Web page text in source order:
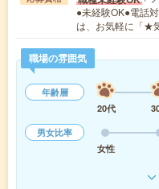
●未経験OK●電話
は、お気軽に「★
職場の雰囲気
年齢層
20代
男女比率
女性